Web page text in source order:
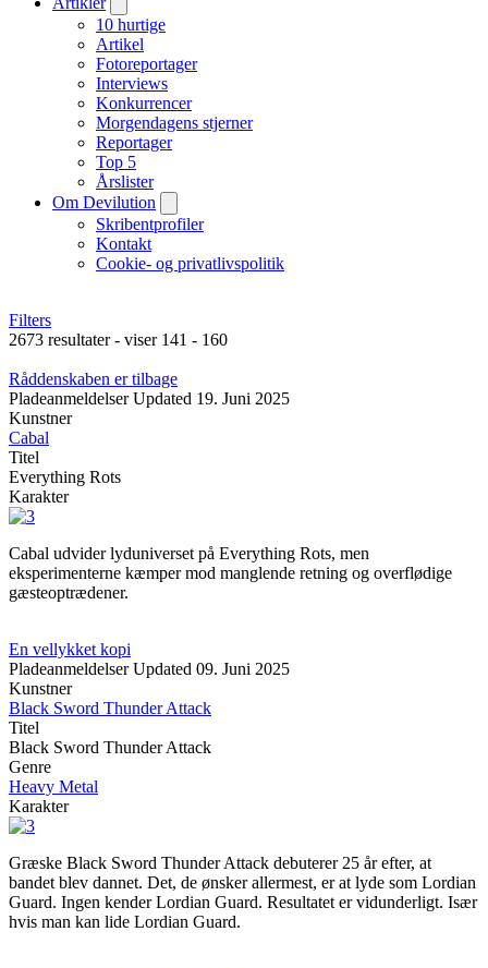
10 hurtige
Artikel
Fotoreportager
Interviews
Konkurrencer
Morgendagens stjerner
Reportager
Top 5
Årslister
Om Devilution
Skribentprofiler
Kontakt
Cookie- og privatlivspolitik
Filters
2673 resultater - viser 141 - 160
Råddenskaben er tilbage
Pladeanmeldelser Updated 19. Juni 2025
Kunstner
Cabal
Titel
Everything Rots
Karakter
Cabal udvider lyduniverset på Everything Rots, men
eksperimenterne kæmper mod manglende retning og overflødige
gæsteoptrædener.
En vellykket kopi
Pladeanmeldelser Updated 09. Juni 2025
Kunstner
Black Sword Thunder Attack
Titel
Black Sword Thunder Attack
Genre
Heavy Metal
Karakter
Græske Black Sword Thunder Attack debuterer 25 år efter, at
bandet blev dannet. Det, de ønsker allermest, er at lyde som Lordian
Guard. Ingen kender Lordian Guard. Resultatet er vidunderligt. Især
hvis man kan lide Lordian Guard.